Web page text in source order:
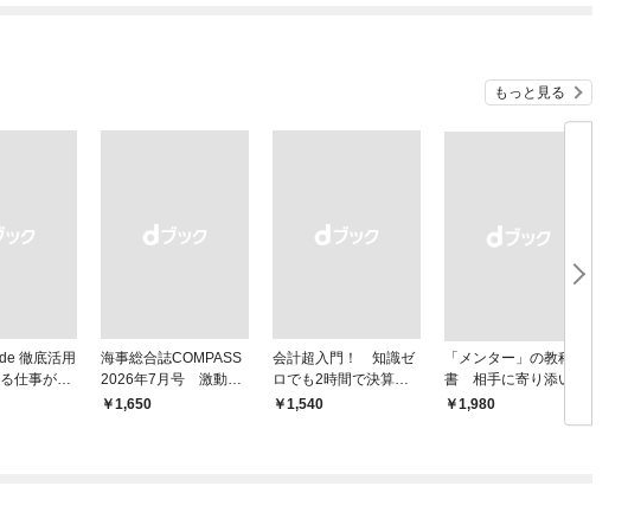
もっと見る
徹底活用
仕事が爆
海事総合誌COMPASS
2026年7月号 激動の
時代の海運経営 主要
￥1,650
会計超入門！ 知識ゼ
ロでも2時間で決算書
が読めるようになる！
￥1,540
「メンター」の教科
書 相手に寄り添いな
がら成長を後押しする
￥1,980